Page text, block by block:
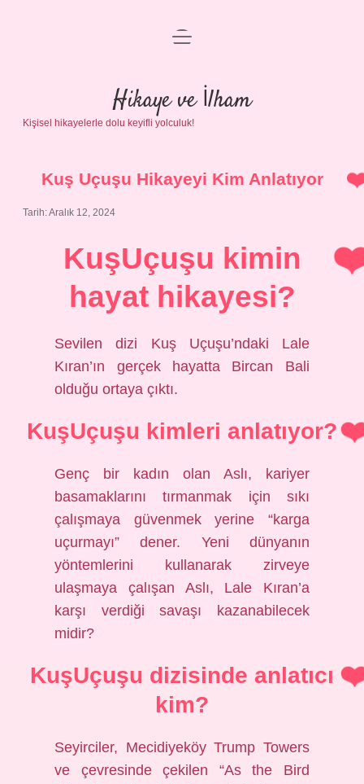
Anasayfa
Gizlilik Politikası
Yasal Uyarı
menüyü
Hikaye ve İlham
Kişisel hikayelerle dolu keyifli yolculuk!
Kuş Uçuşu Hikayeyi Kim Anlatıyor
Tarih: Aralık 12, 2024
KuşUçuşu kimin
hayat hikayesi?
Sevilen dizi Kuş Uçuşu’ndaki Lale
Kıran’ın gerçek hayatta Bircan Bali
olduğu ortaya çıktı.
KuşUçuşu kimleri anlatıyor?
Genç bir kadın olan Aslı, kariyer
basamaklarını tırmanmak için sıkı
çalışmaya güvenmek yerine “karga
uçurmayı” dener. Yeni dünyanın
yöntemlerini kullanarak zirveye
ulaşmaya çalışan Aslı, Lale Kıran’a
karşı verdiği savaşı kazanabilecek
midir?
KuşUçuşu dizisinde anlatıcı
kim?
Seyirciler, Mecidiyeköy Trump Towers
ve çevresinde çekilen “As the Bird